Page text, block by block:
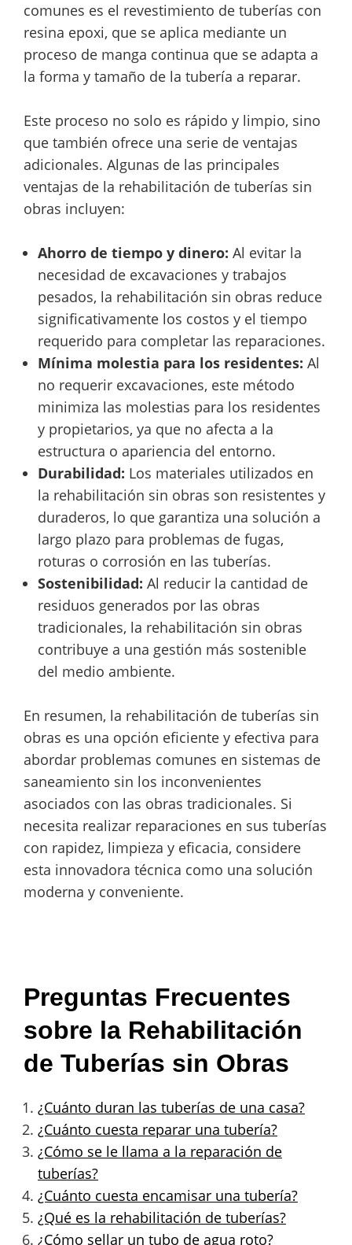
comunes es el revestimiento de tuberías con
resina epoxi, que se aplica mediante un
proceso de manga continua que se adapta a
la forma y tamaño de la tubería a reparar.
Este proceso no solo es rápido y limpio, sino
que también ofrece una serie de ventajas
adicionales. Algunas de las principales
ventajas de la rehabilitación de tuberías sin
obras incluyen:
Ahorro de tiempo y dinero: Al evitar la
necesidad de excavaciones y trabajos
pesados, la rehabilitación sin obras reduce
significativamente los costos y el tiempo
requerido para completar las reparaciones.
Mínima molestia para los residentes: Al
no requerir excavaciones, este método
minimiza las molestias para los residentes
y propietarios, ya que no afecta a la
estructura o apariencia del entorno.
Durabilidad: Los materiales utilizados en
la rehabilitación sin obras son resistentes y
duraderos, lo que garantiza una solución a
largo plazo para problemas de fugas,
roturas o corrosión en las tuberías.
Sostenibilidad: Al reducir la cantidad de
residuos generados por las obras
tradicionales, la rehabilitación sin obras
contribuye a una gestión más sostenible
del medio ambiente.
En resumen, la rehabilitación de tuberías sin
obras es una opción eficiente y efectiva para
abordar problemas comunes en sistemas de
saneamiento sin los inconvenientes
asociados con las obras tradicionales. Si
necesita realizar reparaciones en sus tuberías
con rapidez, limpieza y eficacia, considere
esta innovadora técnica como una solución
moderna y conveniente.
Preguntas Frecuentes
sobre la Rehabilitación
de Tuberías sin Obras
¿Cuánto duran las tuberías de una casa?
¿Cuánto cuesta reparar una tubería?
¿Cómo se le llama a la reparación de
tuberías?
¿Cuánto cuesta encamisar una tubería?
¿Qué es la rehabilitación de tuberías?
¿Cómo sellar un tubo de agua roto?